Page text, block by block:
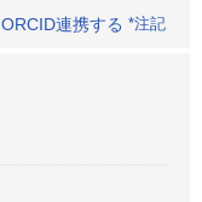
ORCID連携する *注記